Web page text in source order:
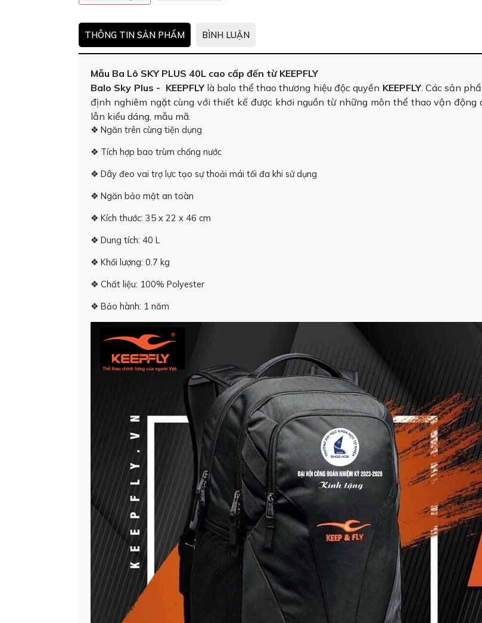
THÔNG TIN SẢN PHẨM BÌNH LUẬN
Mẫu Ba Lô SKY PLUS 40L cao cấp đến từ KEEPFLY
Balo Sky Plus - KEEPFLYlà balo thể thao thương hiệu độc quyền KEEPFLY. Các sản
định nghiêm ngặt cùng với thiết kế được khơi nguồn từ những môn thể thao vận động
lẫn kiểu dáng, mẫu mã.
❖ Ngăn trên cùng tiện dụng
❖ Tích hợp bao trùm chống nước
❖ Dây đeo vai trợ lực tạo sự thoải mái tối đa khi sử dụng
❖ Ngăn bảo mật an toàn
❖ Kích thước: 35 x 22 x 46 cm
❖ Dung tích: 40 L
❖ Khối lượng: 0.7 kg
❖ Chất liệu: 100% Polyester
❖ Bảo hành: 1 năm